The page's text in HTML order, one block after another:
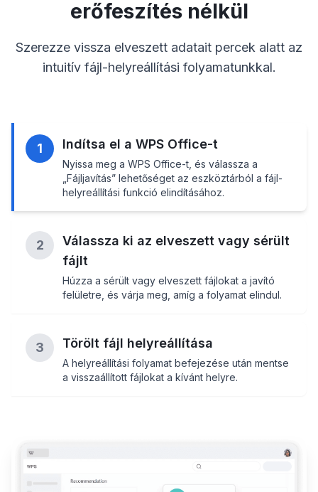
erőfeszítés nélkül
Szerezze vissza elveszett adatait percek alatt az
intuitív fájl-helyreállítási folyamatunkkal.
1 Indítsa el a WPS Office-t
Nyissa meg a WPS Office-t, és válassza a
„Fájljavítás” lehetőséget az eszköztárból a fájl-
helyreállítási funkció elindításához.
2
Válassza ki az elveszett vagy sérült
fájlt
Húzza a sérült vagy elveszett fájlokat a javító
felületre, és várja meg, amíg a folyamat elindul.
3 Törölt fájl helyreállítása
A helyreállítási folyamat befejezése után mentse
a visszaállított fájlokat a kívánt helyre.